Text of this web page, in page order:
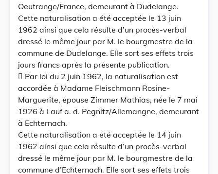
Oeutrange/France, demeurant à Dudelange.
Cette naturalisation a été acceptée le 13 juin
1962 ainsi que cela résulte d’un procès-verbal
dressé le même jour par M. le bourgmestre de la
commune de Dudelange. Elle sort ses effets trois
jours francs après la présente publication.
 Par loi du 2 juin 1962, la naturalisation est
accordée à Madame Fleischmann Rosine-
Marguerite, épouse Zimmer Mathias, née le 7 mai
1926 à Lauf a. d. Pegnitz/Allemangne, demeurant
à Echternach.
Cette naturalisation a été acceptée le 14 juin
1962 ainsi que cela résulte d’un procès-verbal
dressé le même jour par M. le bourgmestre de la
commune d’Echternach. Elle sort ses effets trois